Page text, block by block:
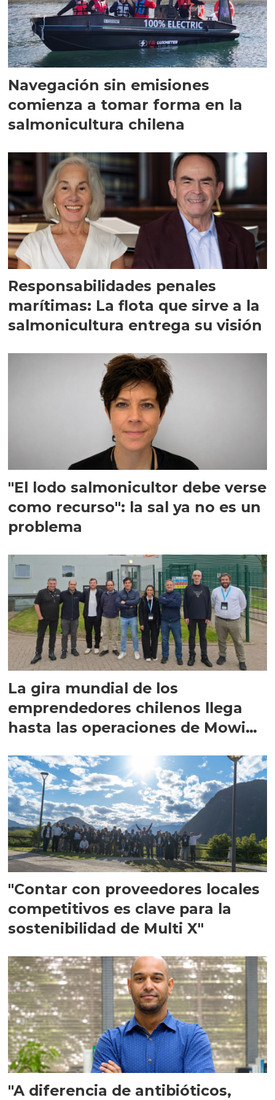
Navegación sin emisiones
comienza a tomar forma en la
salmonicultura chilena
Responsabilidades penales
marítimas: La flota que sirve a la
salmonicultura entrega su visión
"El lodo salmonicultor debe verse
como recurso": la sal ya no es un
problema
La gira mundial de los
emprendedores chilenos llega
hasta las operaciones de Mowi
"Contar con proveedores locales
competitivos es clave para la
sostenibilidad de Multi X"
"A diferencia de antibióticos,